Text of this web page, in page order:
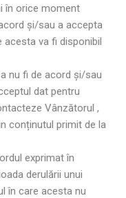
în orice moment
și/sau a accepta
va fi disponibil
nu fi de acord și/sau
dat pentru
Vânzătorul ,
conținutul primit de la
exprimat în
derulării unui
în care acesta nu